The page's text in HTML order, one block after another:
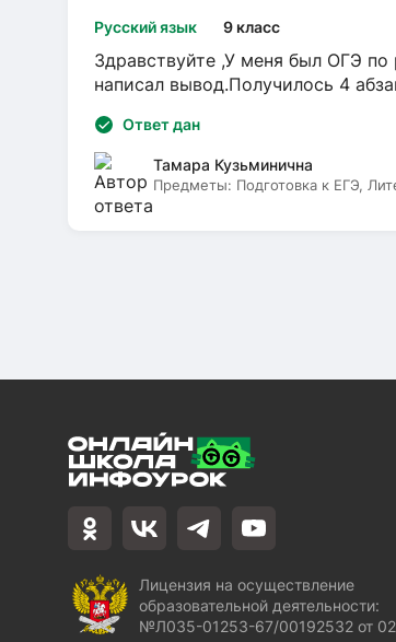
Русский язык 9 класс
Здравствуйте ,У меня был ОГЭ по
написал вывод.Получилось 4
Ответ дан
Тамара Кузьминична
Предметы: Подготовка к ЕГЭ,
Лицензия на осуществление
образовательной деятельности:
№Л035-01253-67/00192532 от